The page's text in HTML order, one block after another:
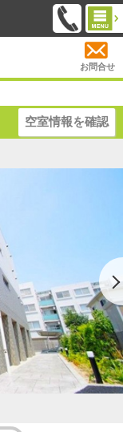
お問合せ
空室情報を確認